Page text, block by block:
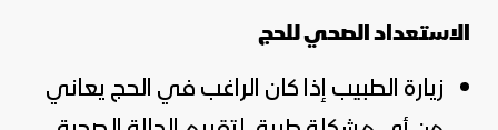
الاستعداد الصحي للحج
زيارة الطبيب إذا كان الراغب في الحج يعاني